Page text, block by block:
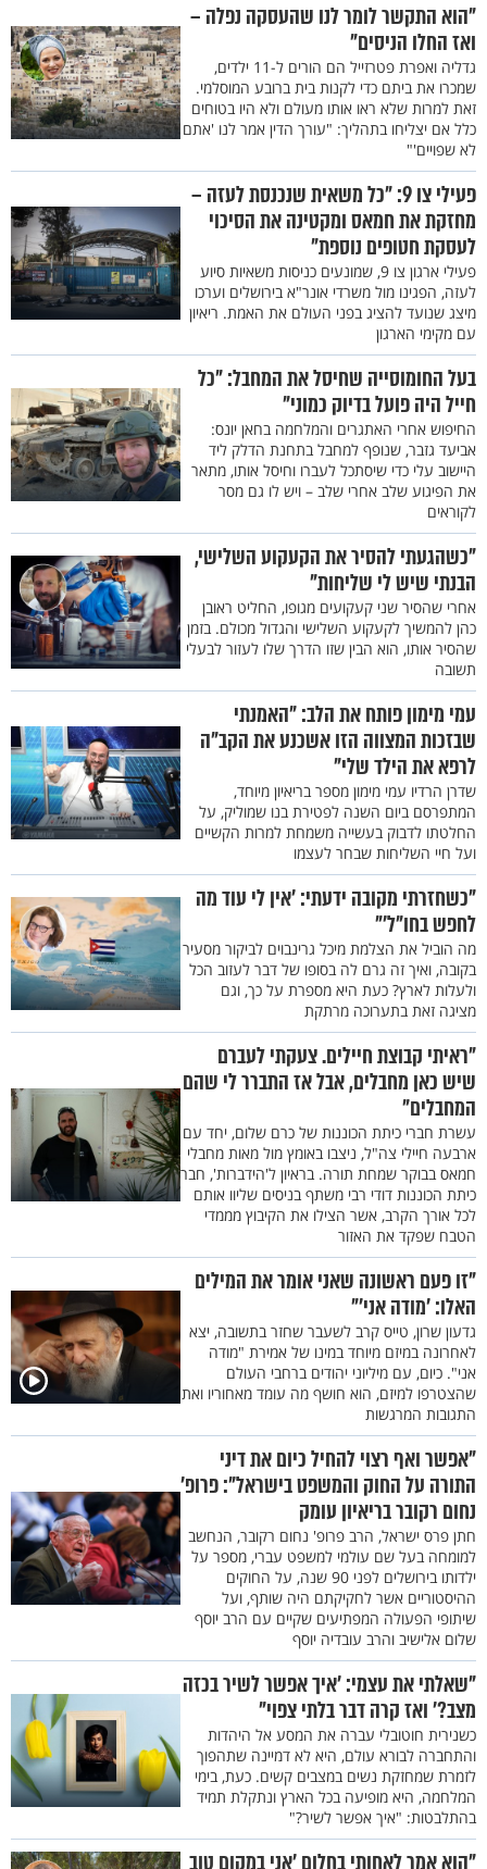
"הוא התקשר לומר לנו שהעסקה נפלה –
ואז החלו הניסים"
גדליה ואפרת פטרזייל הם הורים ל-11 ילדים,
שמכרו את ביתם כדי לקנות בית ברובע המוסלמי.
זאת למרות שלא ראו אותו מעולם ולא היו בטוחים
כלל אם יצליחו בתהליך: "עורך הדין אמר לנו 'אתם
לא שפויים'"
פעילי צו 9: "כל משאית שנכנסת לעזה –
מחזקת את חמאס ומקטינה את הסיכוי
לעסקת חטופים נוספת"
פעילי ארגון צו 9, שמונעים כניסות משאיות סיוע
לעזה, הפגינו מול משרדי אונר"א בירושלים וערכו
מיצג שנועד להציג בפני העולם את האמת. ריאיון
עם מקימי הארגון
בעל החומוסייה שחיסל את המחבל: "כל
חייל היה פועל בדיוק כמוני"
החיפוש אחרי האתגרים והמלחמה בחאן יונס:
אביעד גזבר, שנופף למחבל בתחנת הדלק ליד
היישוב עלי כדי שיסתכל לעברו וחיסל אותו, מתאר
את הפיגוע שלב אחרי שלב – ויש לו גם מסר
לקוראים
"כשהגעתי להסיר את הקעקוע השלישי,
הבנתי שיש לי שליחות"
אחרי שהסיר שני קעקועים מגופו, החליט ראובן
כהן להמשיך לקעקוע השלישי והגדול מכולם. בזמן
שהסיר אותו, הוא הבין שזו הדרך שלו לעזור לבעלי
תשובה
עמי מימון פותח את הלב: "האמנתי
שבזכות המצווה הזו אשכנע את הקב"ה
לרפא את הילד שלי"
שדרן הרדיו עמי מימון מספר בריאיון מיוחד,
המתפרסם ביום השנה לפטירת בנו שמוליק, על
החלטתו לדבוק בעשייה משמחת למרות הקשיים
ועל חיי השליחות שבחר לעצמו
"כשחזרתי מקובה ידעתי: 'אין לי עוד מה
לחפש בחו"ל'"
מה הוביל את הצלמת מיכל גרינבוים לביקור מסעיר
בקובה, ואיך זה גרם לה בסופו של דבר לעזוב הכל
ולעלות לארץ? כעת היא מספרת על כך, וגם
מציגה זאת בתערוכה מרתקת
"ראיתי קבוצת חיילים. צעקתי לעברם
שיש כאן מחבלים, אבל אז התברר לי שהם
המחבלים"
עשרת חברי כיתת הכוננות של כרם שלום, יחד עם
ארבעה חיילי צה"ל, ניצבו באומץ מול מאות מחבלי
חמאס בבוקר שמחת תורה. בראיון ל'הידברות', חבר
כיתת הכוננות דודי רבי משתף בניסים שליוו אותם
לכל אורך הקרב, אשר הצילו את הקיבוץ מממדי
הטבח שפקד את האזור
"זו פעם ראשונה שאני אומר את המילים
האלו: 'מודה אני'"
גדעון שרון, טייס קרב לשעבר שחזר בתשובה, יצא
לאחרונה במיזם מיוחד במינו של אמירת "מודה
אני". כיום, עם מיליוני יהודים ברחבי העולם
שהצטרפו למיזם, הוא חושף מה עומד מאחוריו ואת
התגובות המרגשות
"אפשר ואף רצוי להחיל כיום את דיני
התורה על החוק והמשפט בישראל": פרופ'
נחום רקובר בריאיון עומק
חתן פרס ישראל, הרב פרופ' נחום רקובר, הנחשב
למומחה בעל שם עולמי למשפט עברי, מספר על
ילדותו בירושלים לפני 90 שנה, על החוקים
ההיסטוריים אשר לחקיקתם היה שותף, ועל
שיתופי הפעולה המפתיעים שקיים עם הרב יוסף
שלום אלישיב והרב עובדיה יוסף
"שאלתי את עצמי: 'איך אפשר לשיר בכזה
מצב?' ואז קרה דבר בלתי צפוי"
כשנירית חוטובלי עברה את המסע אל היהדות
והתחברה לבורא עולם, היא לא דמיינה שתהפוך
לזמרת שמחזקת נשים במצבים קשים. כעת, בימי
המלחמה, היא מופיעה בכל הארץ ונתקלת תמיד
בהתלבטות: "איך אפשר לשיר?"